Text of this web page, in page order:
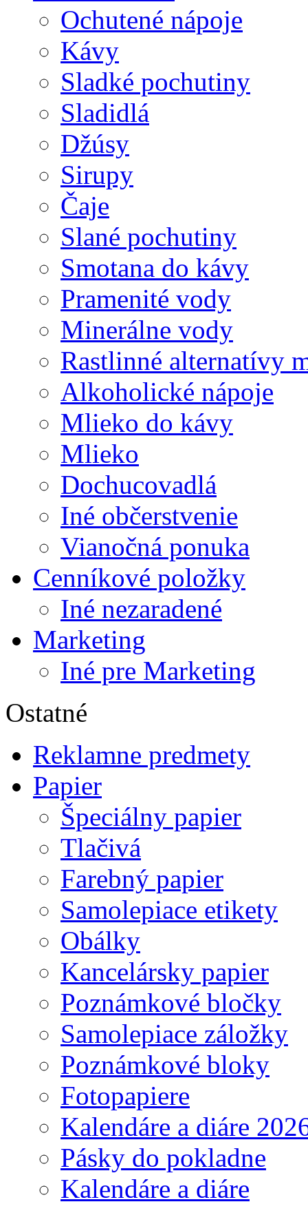
Ochutené nápoje
Kávy
Sladké pochutiny
Sladidlá
Džúsy
Sirupy
Čaje
Slané pochutiny
Smotana do kávy
Pramenité vody
Minerálne vody
Rastlinné alternatívy
Alkoholické nápoje
Mlieko do kávy
Mlieko
Dochucovadlá
Iné občerstvenie
Vianočná ponuka
Cenníkové položky
Iné nezaradené
Marketing
Iné pre Marketing
Ostatné
Reklamne predmety
Papier
Špeciálny papier
Tlačivá
Farebný papier
Samolepiace etikety
Obálky
Kancelársky papier
Poznámkové bločky
Samolepiace záložky
Poznámkové bloky
Fotopapiere
Kalendáre a diáre
Pásky do pokladne
Kalendáre a diáre